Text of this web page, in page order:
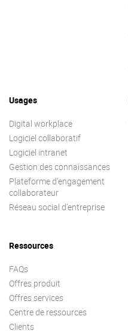
Usages
Digital workplace
Logiciel collaboratif
Logiciel intranet
Gestion des connaissances
Plateforme d’engagement
collaborateur
Réseau social d’entreprise
Ressources
FAQs
Offres produit
Offres services
Centre de ressources
Clients